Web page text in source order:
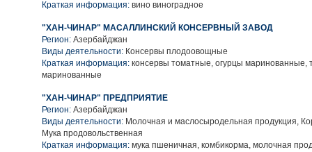
Краткая информация: вино виноградное
"ХАН-ЧИНАР" МАСАЛЛИНСКИЙ КОНСЕРВНЫЙ ЗАВОД
Регион: Азербайджан
Виды деятельности: Консервы плодоовощные
Краткая информация: консервы томатные, огурцы маринованные,
маринованные
"ХАН-ЧИНАР" ПРЕДПРИЯТИЕ
Регион: Азербайджан
Виды деятельности: Молочная и маслосыродельная продукция,
Мука продовольственная
Краткая информация: мука пшеничная, комбикорма, молочная